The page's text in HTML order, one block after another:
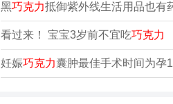
黑巧克力抵御紫外线生活用品也有
看过来！ 宝宝3岁前不宜吃巧克力
妊娠巧克力囊肿最佳手术时间为孕